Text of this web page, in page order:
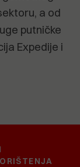
a od
putničke
Expedije i